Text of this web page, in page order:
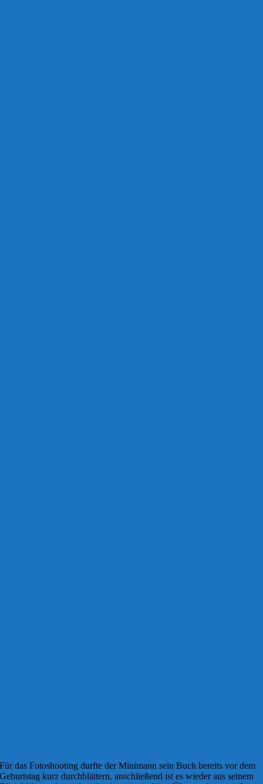
Für das Fotoshooting durfte der Minimann sein Buch bereits vor dem
Geburtstag kurz durchblättern, anschließend ist es wieder aus seinem